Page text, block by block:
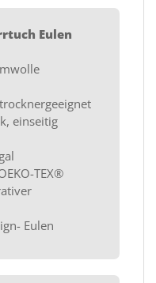
Eulen
einseitig
TEX®
Eulen